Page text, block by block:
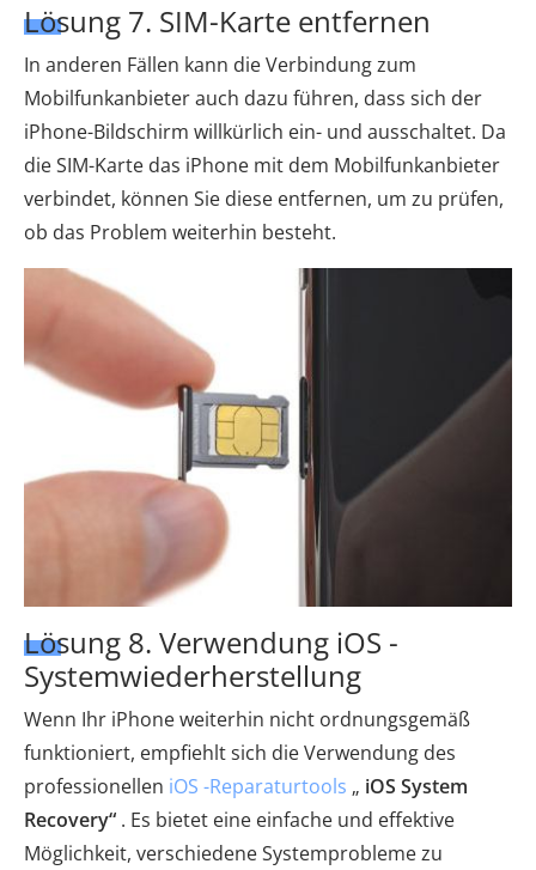
Lösung 7. SIM-Karte entfernen
In anderen Fällen kann die Verbindung zum
Mobilfunkanbieter auch dazu führen, dass sich der
iPhone-Bildschirm willkürlich ein- und ausschaltet. Da
die SIM-Karte das iPhone mit dem Mobilfunkanbieter
verbindet, können Sie diese entfernen, um zu prüfen,
ob das Problem weiterhin besteht.
Lösung 8. Verwendung iOS -
Systemwiederherstellung
Wenn Ihr iPhone weiterhin nicht ordnungsgemäß
funktioniert, empfiehlt sich die Verwendung des
professionellen iOS -Reparaturtools „ iOS System
Recovery“ . Es bietet eine einfache und effektive
Möglichkeit, verschiedene Systemprobleme zu